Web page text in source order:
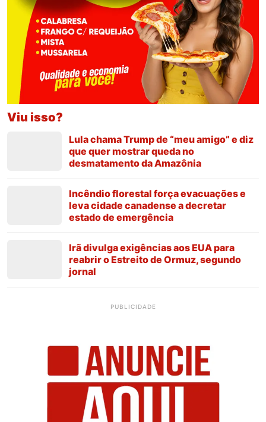
Viu isso?
Lula chama Trump de “meu amigo” e diz
que quer mostrar queda no
desmatamento da Amazônia
Incêndio florestal força evacuações e
leva cidade canadense a decretar
estado de emergência
Irã divulga exigências aos EUA para
reabrir o Estreito de Ormuz, segundo
jornal
PUBLICIDADE